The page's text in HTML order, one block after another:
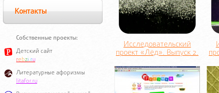
Контакты
Собственные проекты:
Детский сайт
rebzi.ru
Литературные афоризмы
litafor.ru
Исследовательский
проект «Лёд». Выпуск 2.